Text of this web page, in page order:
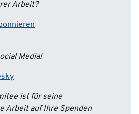
Arbeit?
Media!
ist für seine
Arbeit auf Ihre Spenden